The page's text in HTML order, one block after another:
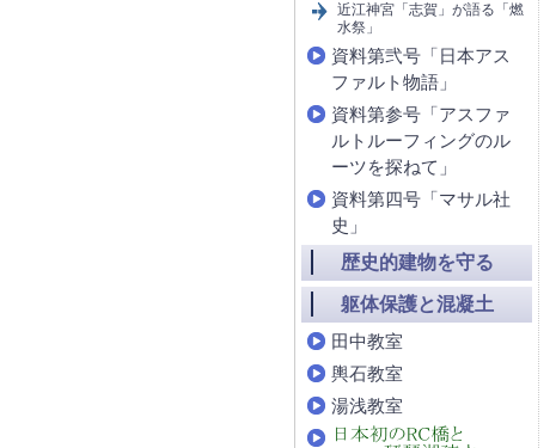
近江神宮「志賀」が語る「燃
水祭」
資料第弐号「日本アス
ファルト物語」
資料第参号「アスファ
ルトルーフィングのル
ーツを探ねて」
資料第四号「マサル社
史」
歴史的建物を守る
躯体保護と混凝土
田中教室
輿石教室
湯浅教室